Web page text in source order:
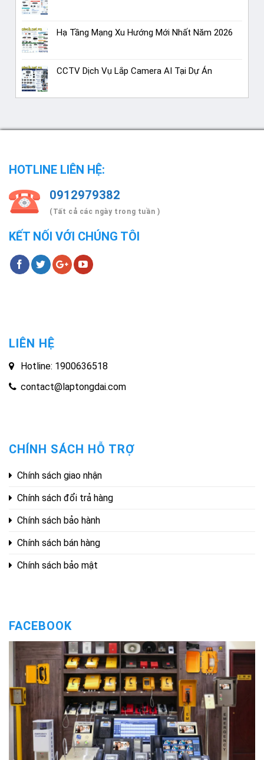
Hạ Tầng Mạng Xu Hướng Mới Nhất Năm 2026
CCTV Dịch Vụ Lắp Camera AI Tại Dự Án
HOTLINE LIÊN HỆ:
0912979382
(Tất cả các ngày trong tuần )
KẾT NỐI VỚI CHÚNG TÔI
LIÊN HỆ
Hotline: 1900636518
contact@laptongdai.com
CHÍNH SÁCH HỖ TRỢ
Chính sách giao nhận
Chính sách đổi trả hàng
Chính sách bảo hành
Chính sách bán hàng
Chính sách bảo mật
FACEBOOK